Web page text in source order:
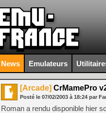
News Emulateurs
[Arcade] CrMamePro
Posté le 07/02/2003 à 18:24 par
Roman a rendu disponible hier